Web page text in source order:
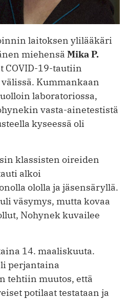
laitoksen ylilääkäri
miehensä Mika P.
COVID-19-tautiin
Kummankaan
laboratoriossa,
vasta-ainetestistä
kyseessä oli
klassisten oireiden
alkoi
ololla ja jäsensäryllä.
väsymys, mutta kovaa
Nohynek kuvailee
14. maaliskuuta.
perjantaina
tehtiin muutos, että
potilaat testataan ja